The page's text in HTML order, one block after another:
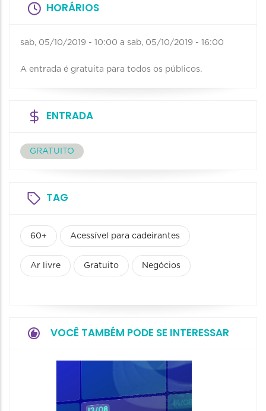
HORÁRIOS
sab, 05/10/2019 - 10:00 a sab, 05/10/2019 - 16:00
A entrada é gratuita para todos os públicos.
ENTRADA
GRATUITO
TAG
60+ Acessível para cadeirantes
Ar livre Gratuito Negócios
VOCÊ TAMBÉM PODE SE INTERESSAR